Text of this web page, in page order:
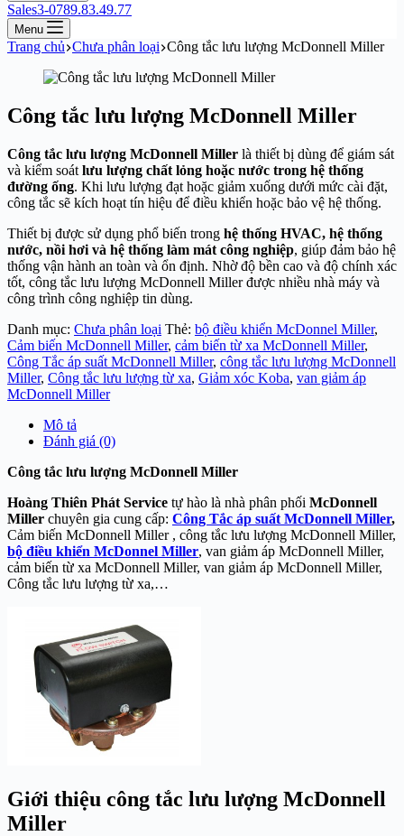
Sales3-0789.83.49.77
Menu
Trang chủ Chưa phân loại Công tắc lưu lượng McDonnell Miller
Công tắc lưu lượng McDonnell Miller
Công tắc lưu lượng McDonnell Miller là thiết bị dùng để giám sát
và kiểm soát lưu lượng chất lỏng hoặc nước trong hệ thống
đường ống. Khi lưu lượng đạt hoặc giảm xuống dưới mức cài đặt,
công tắc sẽ kích hoạt tín hiệu để điều khiển hoặc bảo vệ hệ thống.
Thiết bị được sử dụng phổ biến trong hệ thống HVAC, hệ thống
nước, nồi hơi và hệ thống làm mát công nghiệp, giúp đảm bảo hệ
thống vận hành an toàn và ổn định. Nhờ độ bền cao và độ chính xác
tốt, công tắc lưu lượng McDonnell Miller được nhiều nhà máy và
công trình công nghiệp tin dùng.
Danh mục: Chưa phân loại Thẻ: bộ điều khiển McDonnel Miller,
Cảm biến McDonnell Miller, cảm biến từ xa McDonnell Miller,
Công Tắc áp suất McDonnell Miller, công tắc lưu lượng McDonnell
Miller, Công tắc lưu lượng từ xa, Giảm xóc Koba, van giảm áp
McDonnell Miller
Mô tả
Đánh giá (0)
Công tắc lưu lượng McDonnell Miller
Hoàng Thiên Phát Service tự hào là nhà phân phối McDonnell
Miller chuyên gia cung cấp: Công Tắc áp suất McDonnell Miller,
Cảm biến McDonnell Miller , công tắc lưu lượng McDonnell Miller,
bộ điều khiển McDonnel Miller, van giảm áp McDonnell Miller,
cảm biến từ xa McDonnell Miller, van giảm áp McDonnell Miller,
Công tắc lưu lượng từ xa,…
Giới thiệu công tắc lưu lượng McDonnell
Miller